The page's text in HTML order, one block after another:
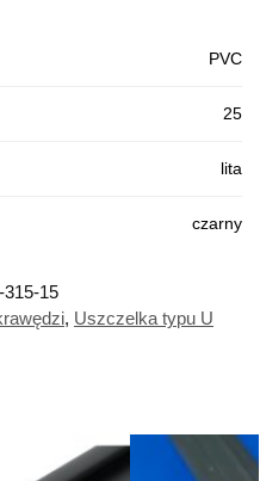
PVC
25
lita
czarny
315-15
, Uszczelka typu U